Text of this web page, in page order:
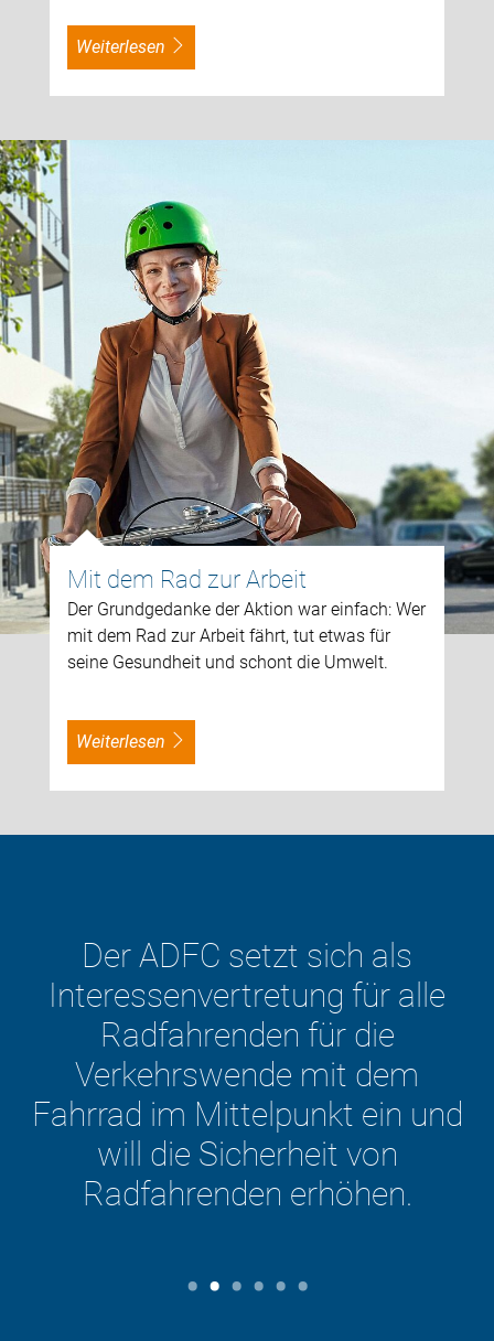
weiterlesen
Mit dem Rad zur Arbeit
Der Grundgedanke der Aktion war einfach: Wer
mit dem Rad zur Arbeit fährt, tut etwas für
seine Gesundheit und schont die Umwelt.
weiterlesen
Der ADFC will die
Verkehrswende – mit dem
Fahrrad im Mittelpunkt.
Zu den ADFC-Positionen